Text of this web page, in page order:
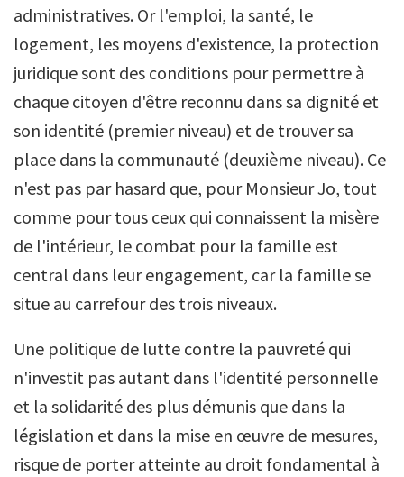
administratives. Or l'emploi, la santé, le
logement, les moyens d'existence, la protection
juridique sont des conditions pour permettre à
chaque citoyen d'être reconnu dans sa dignité et
son identité (premier niveau) et de trouver sa
place dans la communauté (deuxième niveau). Ce
n'est pas par hasard que, pour Monsieur Jo, tout
comme pour tous ceux qui connaissent la misère
de l'intérieur, le combat pour la famille est
central dans leur engagement, car la famille se
situe au carrefour des trois niveaux.
Une politique de lutte contre la pauvreté qui
n'investit pas autant dans l'identité personnelle
et la solidarité des plus démunis que dans la
législation et dans la mise en œuvre de mesures,
risque de porter atteinte au droit fondamental à